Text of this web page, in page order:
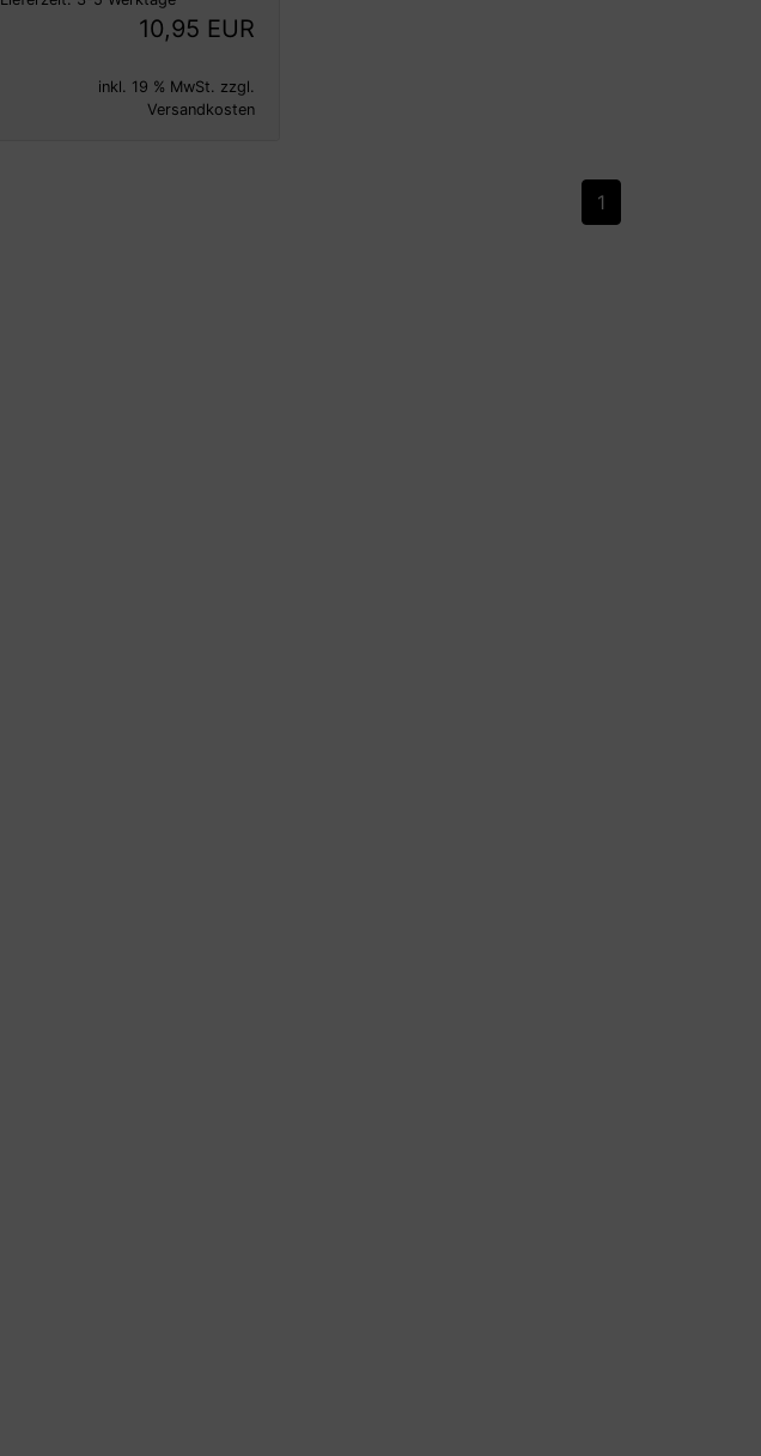
10,95 EUR
inkl. 19 % MwSt. zzgl.
Versandkosten
1